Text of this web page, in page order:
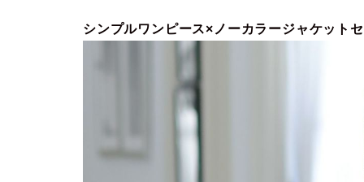
シンプルワンピース×ノーカラージャケット